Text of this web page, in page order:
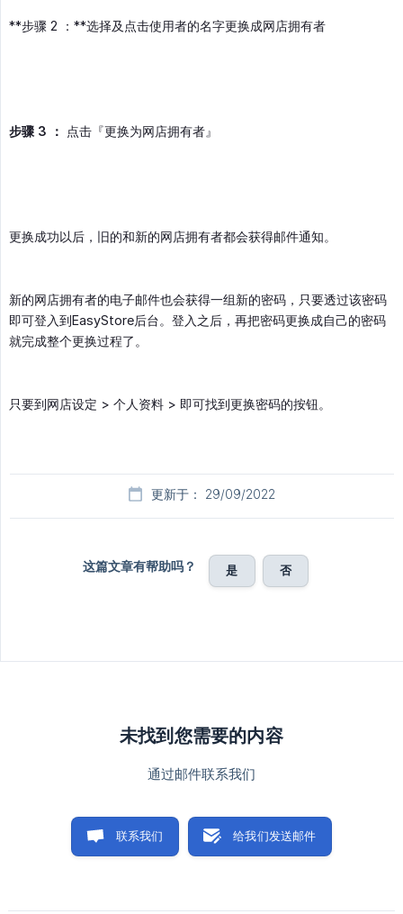
**步骤 2 ：**选择及点击使用者的名字更换成网店拥有者
步骤 3 ： 点击『更换为网店拥有者』
更换成功以后，旧的和新的网店拥有者都会获得邮件通知。
新的网店拥有者的电子邮件也会获得一组新的密码，只要透过该密码
即可登入到EasyStore后台。登入之后，再把密码更换成自己的密码
就完成整个更换过程了。
只要到网店设定 > 个人资料 > 即可找到更换密码的按钮。
更新于： 29/09/2022
这篇文章有帮助吗？ 是 否
未找到您需要的内容
通过邮件联系我们
联系我们 给我们发送邮件